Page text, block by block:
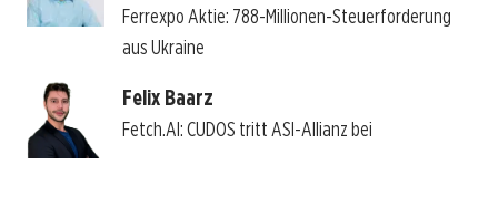
Ferrexpo Aktie: 788-Millionen-Steuerforderung
aus Ukraine
Felix Baarz
Fetch.AI: CUDOS tritt ASI-Allianz bei